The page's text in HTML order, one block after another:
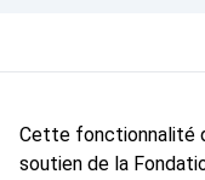
Cette fonctionnalité
soutien de la